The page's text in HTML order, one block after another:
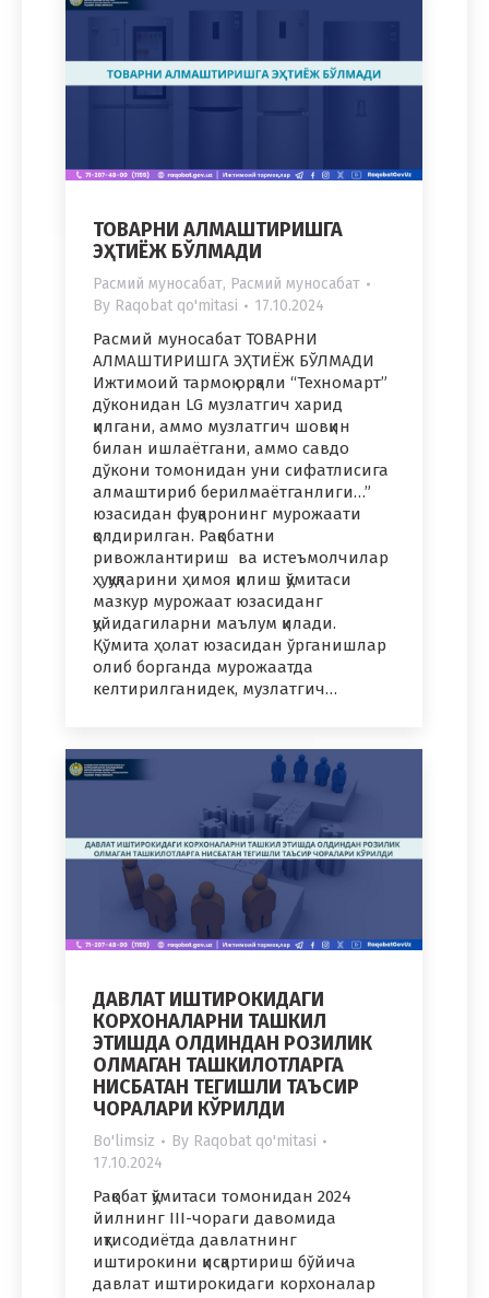
ТОВАРНИ АЛМАШТИРИШГА
ЭҲТИЁЖ БЎЛМАДИ
Расмий муносабат, Расмий муносабат
By Raqobat qo'mitasi 17.10.2024
Расмий муносабат ТОВАРНИ
АЛМАШТИРИШГА ЭҲТИЁЖ БЎЛМАДИ
Ижтимоий тармоқ орқали “Техномарт”
дўконидан LG музлатгич харид
қилгани, аммо музлатгич шовқин
билан ишлаётгани, аммо савдо
дўкони томонидан уни сифатлисига
алмаштириб берилмаётганлиги…”
юзасидан фуқаронинг мурожаати
қолдирилган. Рақобатни
ривожлантириш ва истеъмолчилар
ҳуқуқларини ҳимоя қилиш қўмитаси
мазкур мурожаат юзасиданг
қуйидагиларни маълум қилади.
Қўмита ҳолат юзасидан ўрганишлар
олиб борганда мурожаатда
келтирилганидек, музлатгич…
ДАВЛАТ ИШТИРОКИДАГИ
КОРХОНАЛАРНИ ТАШКИЛ
ЭТИШДА ОЛДИНДАН РОЗИЛИК
ОЛМАГАН ТАШКИЛОТЛАРГА
НИСБАТАН ТЕГИШЛИ ТАЪСИР
ЧОРАЛАРИ КЎРИЛДИ
Bo'limsiz By Raqobat qo'mitasi
17.10.2024
Рақобат қўмитаси томонидан 2024
йилнинг III-чораги давомида
иқтисодиётда давлатнинг
иштирокини қисқартириш бўйича
давлат иштирокидаги корхоналар